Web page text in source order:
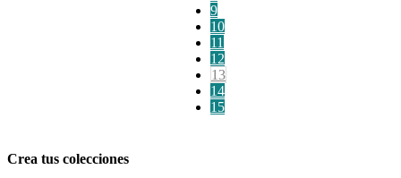
9
10
11
12
13
14
15
Crea tus colecciones